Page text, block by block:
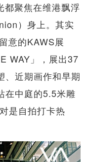
都聚焦在维港飘浮
）身上。其实
意的KAWS展
WAY」，展出37
、近期画作和早期
在中庭的5.5米雕
是自拍打卡热